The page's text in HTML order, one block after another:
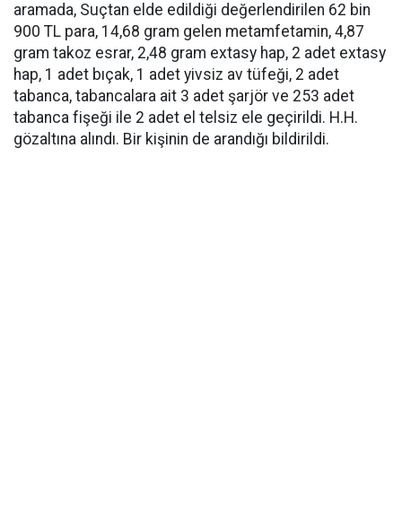
aramada, Suçtan elde edildiği değerlendirilen 62 bin
900 TL para, 14,68 gram gelen metamfetamin, 4,87
gram takoz esrar, 2,48 gram extasy hap, 2 adet extasy
hap, 1 adet bıçak, 1 adet yivsiz av tüfeği, 2 adet
tabanca, tabancalara ait 3 adet şarjör ve 253 adet
tabanca fişeği ile 2 adet el telsiz ele geçirildi. H.H.
gözaltına alındı. Bir kişinin de arandığı bildirildi.